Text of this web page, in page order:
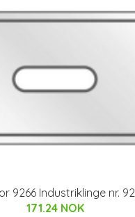
9266 Industriklinge nr. 92
171.24 NOK